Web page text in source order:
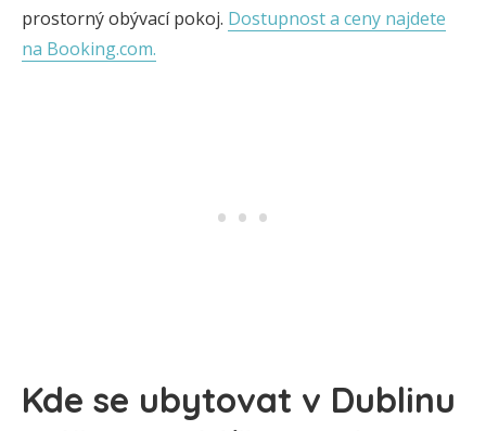
prostorný obývací pokoj. Dostupnost a ceny najdete
na Booking.com.
Kde se ubytovat v Dublinu